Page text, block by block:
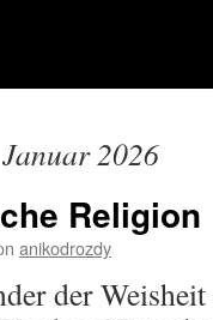
2026
Religion
anikodrozdy
der Weisheit